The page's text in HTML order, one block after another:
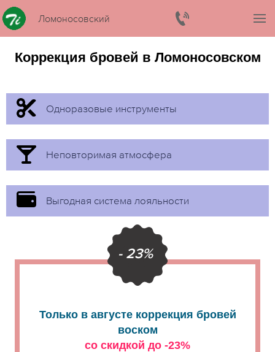
Ломоносовский
Коррекция бровей в Ломоносовском
Одноразовые инструменты
Неповторимая атмосфера
Выгодная система лояльности
- 23%
Только в августе коррекция бровей
воском
со скидкой до -23%